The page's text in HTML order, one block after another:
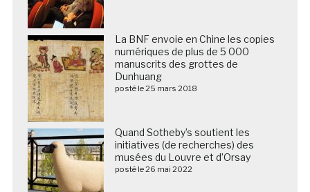
La BNF envoie en Chine les copies
numériques de plus de 5 000
manuscrits des grottes de
Dunhuang
posté le 25 mars 2018
Quand Sotheby’s soutient les
initiatives (de recherches) des
musées du Louvre et d’Orsay
posté le 26 mai 2022